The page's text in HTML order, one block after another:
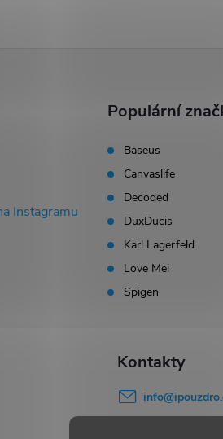
Instagramu
Populární
Baseus
Canvaslife
Decoded
DuxDucis
Karl Lagerfeld
Love Mei
Spigen
info@